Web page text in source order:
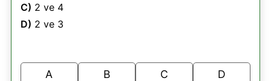
C) 2 ve 4
D) 2 ve 3
A B C D